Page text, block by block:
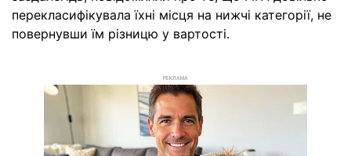
перекласифікувала їхні місця на нижчі категорії, не
повернувши їм різницю у вартості.
РЕКЛАМА